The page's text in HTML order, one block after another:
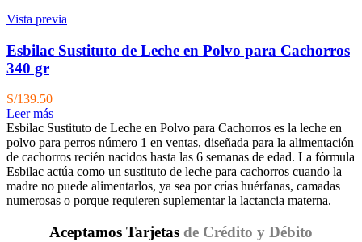
Vista previa
Esbilac Sustituto de Leche en Polvo para Cachorros
340 gr
S/139.50
Leer más
Esbilac Sustituto de Leche en Polvo para Cachorros es la leche en
polvo para perros número 1 en ventas, diseñada para la alimentación
de cachorros recién nacidos hasta las 6 semanas de edad​. La fórmula
Esbilac actúa como un sustituto de leche para cachorros cuando la
madre no puede alimentarlos, ya sea por crías huérfanas, camadas
numerosas o porque requieren suplementar la lactancia materna.
Aceptamos Tarjetas de Crédito y Débito